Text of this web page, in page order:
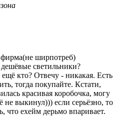
ширпотреб)
дешёвые светильники?
кто? Отвечу - никакая. Есть
тогда покупайте. Кстати,
красивая коробочка, могу
не выкинул))) если серьёзно, то
что ехейм дерьмо впаривает.